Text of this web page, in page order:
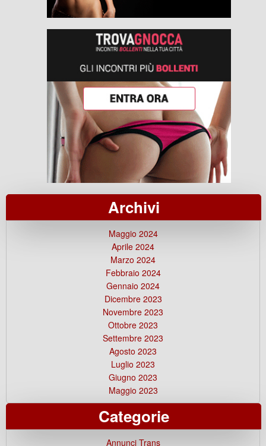
Archivi
Maggio 2024
Aprile 2024
Marzo 2024
Febbraio 2024
Gennaio 2024
Dicembre 2023
Novembre 2023
Ottobre 2023
Settembre 2023
Agosto 2023
Luglio 2023
Giugno 2023
Maggio 2023
Categorie
Annunci Trans